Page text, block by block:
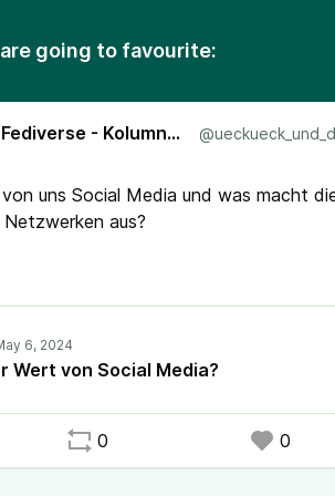
going to favourite:
Ückück und das Fediverse - Kolumne auf GNU/Linux.ch
uns Social Media und was macht
aus?
Medien, aber durch die
Artikels für GNU/Linux.ch.
Wert von Social Media?
0 0